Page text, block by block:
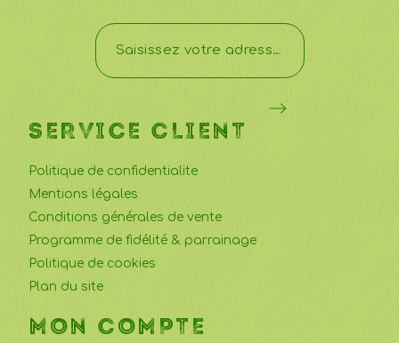
SERVICE CLIENT
Politique de confidentialite
Mentions légales
Conditions générales de vente
Programme de fidélité & parrainage
Politique de cookies
Plan du site
MON COMPTE